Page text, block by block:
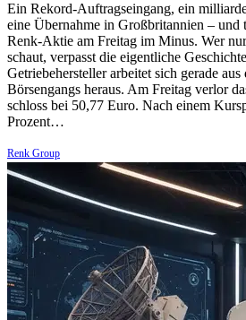
Ein Rekord-Auftragseingang, ein
eine Übernahme in Großbritannien – und
Renk-Aktie am Freitag im Minus. Wer
schaut, verpasst die eigentliche
Getriebehersteller arbeitet sich gerade aus
Börsengangs heraus. Am Freitag verlor
schloss bei 50,77 Euro. Nach einem
Prozent…
Renk Group